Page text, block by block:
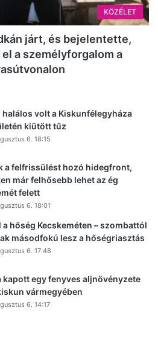
KÖZÉLET
járt, és bejelentette,
a személyforgalom a
halálos volt a Kiskunfélegyháza
kiütött tűz
6. 18:15
a felfrissülést hozó hidegfront,
már felhősebb lehet az ég
felett
6. 18:01
a hőség Kecskeméten – szombattól
másodfokú lesz a hőségriasztás
6. 17:48
kapott egy fenyves aljnövényzete
vármegyében
6. 14:17